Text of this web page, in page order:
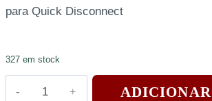
para Quick Disconnect
327 em stock
ADICIONAR